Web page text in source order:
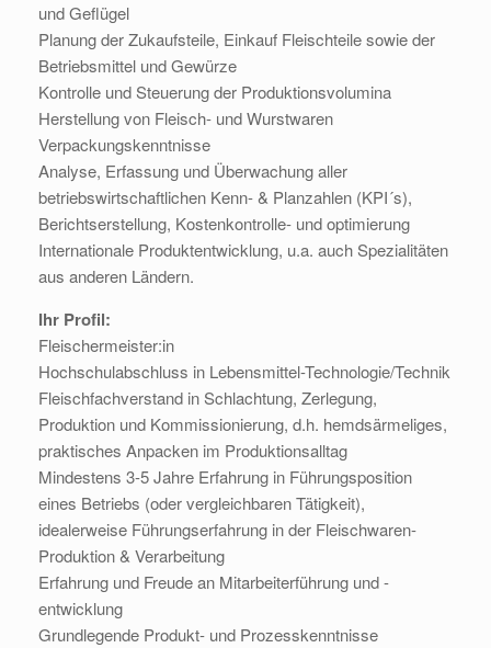
und Geflügel
Planung der Zukaufsteile, Einkauf Fleischteile sowie der
Betriebsmittel und Gewürze
Kontrolle und Steuerung der Produktionsvolumina
Herstellung von Fleisch- und Wurstwaren
Verpackungskenntnisse
Analyse, Erfassung und Überwachung aller
betriebswirtschaftlichen Kenn- & Planzahlen (KPI´s),
Berichtserstellung, Kostenkontrolle- und optimierung
Internationale Produktentwicklung, u.a. auch Spezialitäten
aus anderen Ländern.
Ihr Profil:
Fleischermeister:in
Hochschulabschluss in Lebensmittel-Technologie/Technik
Fleischfachverstand in Schlachtung, Zerlegung,
Produktion und Kommissionierung, d.h. hemdsärmeliges,
praktisches Anpacken im Produktionsalltag
Mindestens 3-5 Jahre Erfahrung in Führungsposition
eines Betriebs (oder vergleichbaren Tätigkeit),
idealerweise Führungserfahrung in der Fleischwaren-
Produktion & Verarbeitung
Erfahrung und Freude an Mitarbeiterführung und -
entwicklung
Grundlegende Produkt- und Prozesskenntnisse